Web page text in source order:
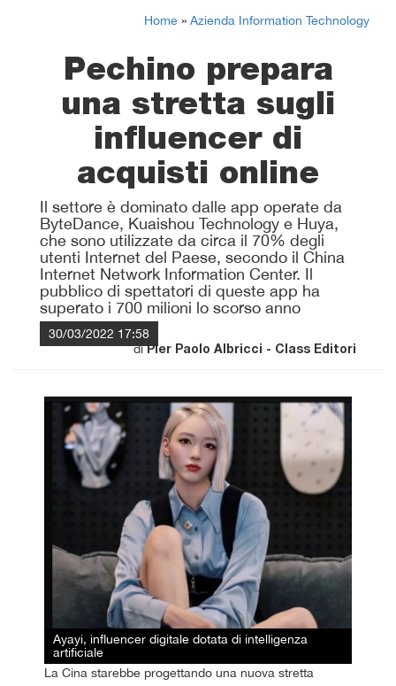
Home » Azienda Information Technology
Pechino prepara
una stretta sugli
influencer di
acquisti online
Il settore è dominato dalle app operate da
ByteDance, Kuaishou Technology e Huya,
che sono utilizzate da circa il 70% degli
utenti Internet del Paese, secondo il China
Internet Network Information Center. Il
pubblico di spettatori di queste app ha
superato i 700 milioni lo scorso anno
30/03/2022 17:58
diPier Paolo Albricci - Class Editori
Ayayi, influencer digitale dotata di intelligenza
artificiale
La Cina starebbe progettando una nuova stretta